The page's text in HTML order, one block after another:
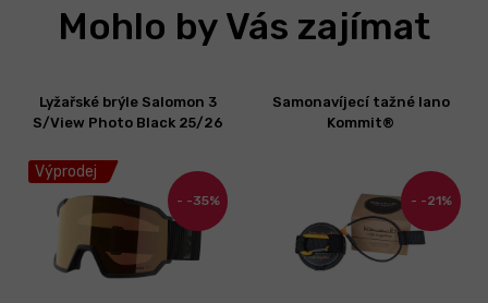
Mohlo by Vás zajímat
Výprodej
-35%
Lyžařské brýle Salomon 3
S/View Photo Black 25/26
-21%
Samonavíjecí tažné lano
Kommit®